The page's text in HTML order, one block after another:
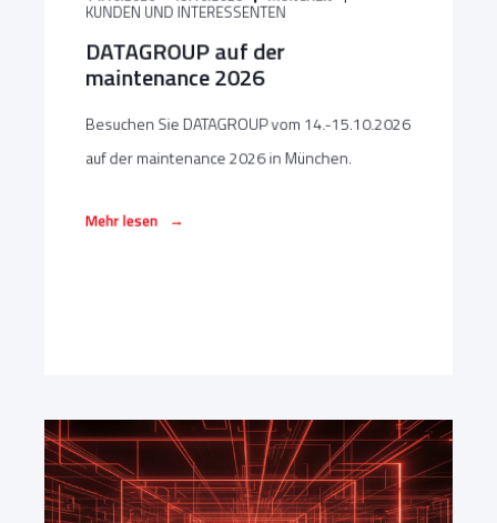
KUNDEN UND INTERESSENTEN
DATAGROUP auf der
maintenance 2026
Besuchen Sie DATAGROUP vom 14.-15.10.2026
auf der maintenance 2026 in München.
Mehr lesen →